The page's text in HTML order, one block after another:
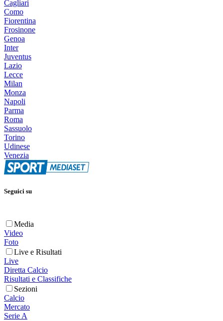
Cagliari
Como
Fiorentina
Frosinone
Genoa
Inter
Juventus
Lazio
Lecce
Milan
Monza
Napoli
Parma
Roma
Sassuolo
Torino
Udinese
Venezia
Seguici su
Media
Video
Foto
Live e Risultati
Live
Diretta Calcio
Risultati e Classifiche
Sezioni
Calcio
Mercato
Serie A